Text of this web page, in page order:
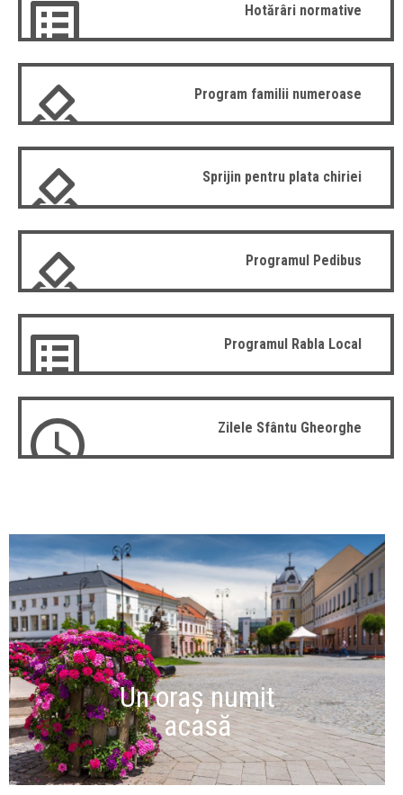
Hotărâri normative
Program familii numeroase
Sprijin pentru plata chiriei
Programul Pedibus
Programul Rabla Local
Zilele Sfântu Gheorghe
Un oraș numit
acasă